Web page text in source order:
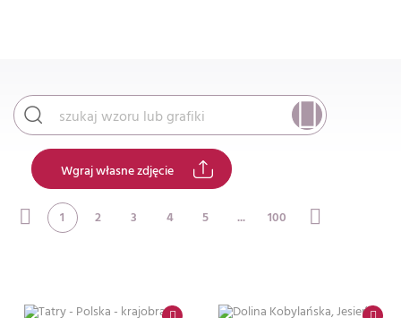
Wgraj własne zdjęcie
1 2 3 4 5 ... 100